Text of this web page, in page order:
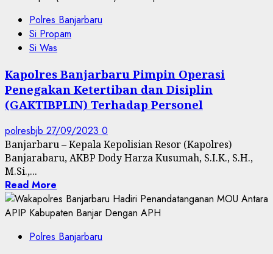
Polres Banjarbaru
Si Propam
Si Was
Kapolres Banjarbaru Pimpin Operasi
Penegakan Ketertiban dan Disiplin
(GAKTIBPLIN) Terhadap Personel
polresbjb 27/09/2023 0
Banjarbaru – Kepala Kepolisian Resor (Kapolres)
Banjarabaru, AKBP Dody Harza Kusumah, S.I.K., S.H.,
M.Si.,...
Read More
Polres Banjarbaru